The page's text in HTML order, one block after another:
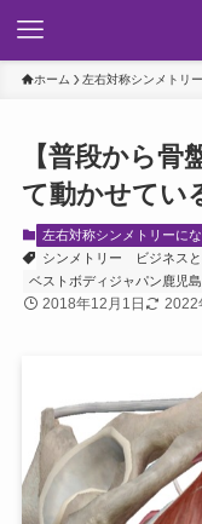
ホーム 左右対称シンメトリ
【普段から骨
て動かせてい
左右対称シンメトリーに
シンメトリー
ビジネス
ベストボディジャパン鹿児
2018年12月1日 2022